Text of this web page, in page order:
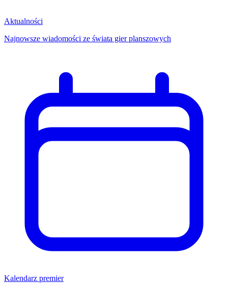
Aktualności
Najnowsze wiadomości ze świata gier planszowych
Kalendarz premier